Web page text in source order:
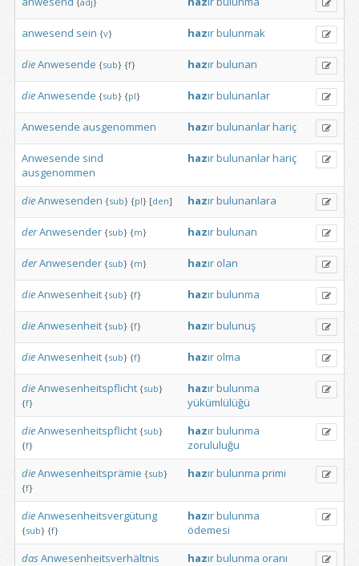
anwesend sein {v} hazırbulunmak
dieAnwesende {sub} {f} hazırbulunan
dieAnwesende {sub} {pl} hazırbulunanlar
Anwesende ausgenommen hazırbulunanlarhariç
Anwesende sind
ausgenommen
hazırbulunanlarhariç
dieAnwesenden {sub} {pl} [den] hazırbulunanlara
derAnwesender {sub} {m} hazırbulunan
derAnwesender {sub} {m} hazır olan
dieAnwesenheit {sub} {f} hazırbulunma
dieAnwesenheit {sub} {f} hazırbulunuş
dieAnwesenheit {sub} {f} hazır olma
dieAnwesenheitspflicht {sub}
{f}
hazırbulunma
yükümlülüğü
dieAnwesenheitspflicht {sub}
{f}
hazırbulunma
zorululuğu
dieAnwesenheitsprämie {sub}
{f}
hazırbulunma primi
dieAnwesenheitsvergütung
{sub} {f}
hazırbulunma
ödemesi
dasAnwesenheitsverhältnis hazırbulunma oranı